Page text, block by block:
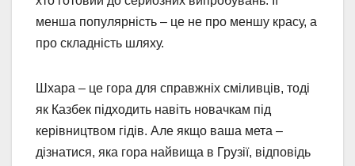
менша популярність – це не про меншу красу, а
про складність шляху.
Шхара – це гора для справжніх сміливців, тоді
як Казбек підходить навіть новачкам під
керівництвом гідів. Але якщо ваша мета –
дізнатися, яка гора найвища в Грузії, відповідь